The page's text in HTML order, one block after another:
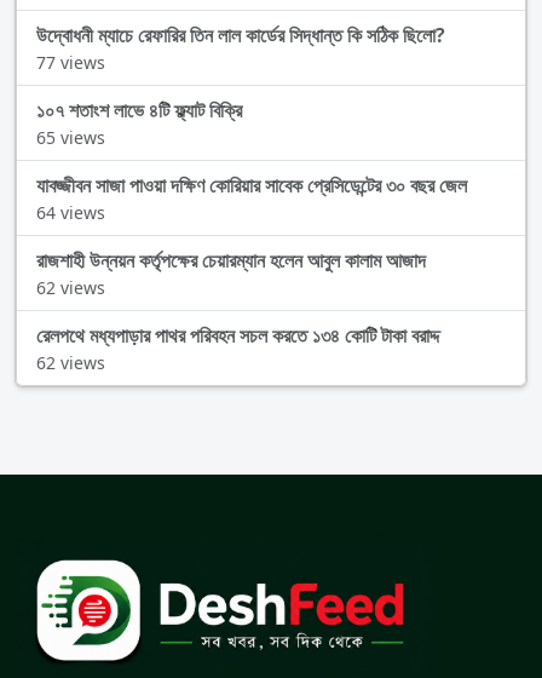
উদ্বোধনী ম্যাচে রেফারির তিন লাল কার্ডের সিদ্ধান্ত কি সঠিক ছিলো?
77 views
১০৭ শতাংশ লাভে ৪টি ফ্ল্যাট বিক্রি
65 views
যাবজ্জীবন সাজা পাওয়া দক্ষিণ কোরিয়ার সাবেক প্রেসিডেন্টের ৩০ বছর জেল
64 views
রাজশাহী উন্নয়ন কর্তৃপক্ষের চেয়ারম্যান হলেন আবুল কালাম আজাদ
62 views
রেলপথে মধ্যপাড়ার পাথর পরিবহন সচল করতে ১৩৪ কোটি টাকা বরাদ্দ
62 views